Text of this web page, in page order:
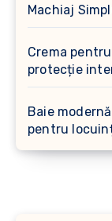
Machiaj
Crema
protecție
Baie
pentru